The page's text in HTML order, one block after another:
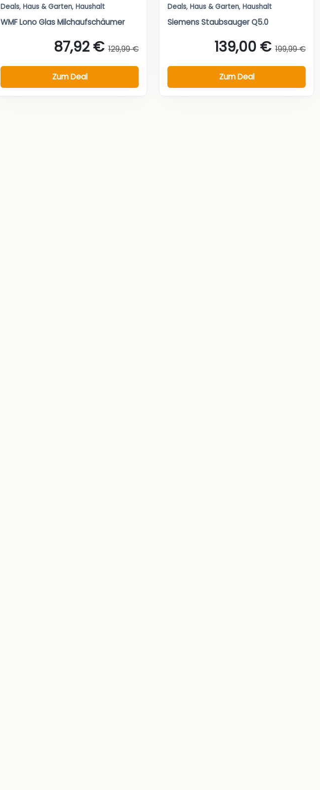
Deals, Haus & Garten, Haushalt
WMF Lono Glas Milchaufschäumer
87,92 € 129,99 €
Zum Deal
Deals, Haus & Garten, Haushalt
Siemens Staubsauger Q5.0
139,00 € 199,99 €
Zum Deal